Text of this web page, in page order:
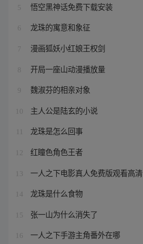
5 悟空黑神话免费下载安装
6 龙珠的寓意和象征
7 漫画狐妖小红娘王权剑
8 开局一座山动漫播放量
9 魏淑芬的相亲对象
10 主人公是陆玄的小说
龙珠是怎么回事
12 红瞳色角色王者
13 一人之下电影真人免费版观看高清
14 龙珠是什么食物
15 张一山为什么消失了
16 一人之下手游主角番外在哪